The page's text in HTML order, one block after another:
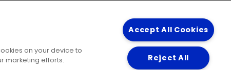
Agências Reguladoras
Cobrança pela Disponibilidade
Padrão de Ligação de Água
Guia Cadastro Técnico
on your device to
marketing efforts.
Accept All Cookies
Reject All